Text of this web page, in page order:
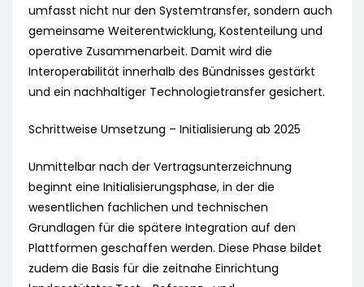
umfasst nicht nur den Systemtransfer, sondern auch
gemeinsame Weiterentwicklung, Kostenteilung und
operative Zusammenarbeit. Damit wird die
Interoperabilität innerhalb des Bündnisses gestärkt
und ein nachhaltiger Technologietransfer gesichert.
Schrittweise Umsetzung – Initialisierung ab 2025
Unmittelbar nach der Vertragsunterzeichnung
beginnt eine Initialisierungsphase, in der die
wesentlichen fachlichen und technischen
Grundlagen für die spätere Integration auf den
Plattformen geschaffen werden. Diese Phase bildet
zudem die Basis für die zeitnahe Einrichtung